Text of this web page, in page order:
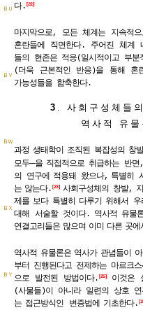
ＢＵ
ＢＶ
ＢＷ
ＢＸ
ＢＹ
다. 22
마지막으로, 모든 체계는 지속적
혼란들에 직면한다. 주어진 체계
들의 현존은 적응(일시적이고 부
(더욱 근본적인 반응)을 통해 혼
가능성들을 함축한다.
3
사회구성체들
역사적 유물
과정 생태학이 조직된 복잡성의 창발
모두─을 직접적으로 취급하는 반
의 연구에
적용돼 왔으나, 특별히
는 않는다. 23 사회구성체의 창발,
제를 보다 특별히 다루기 위해서 우
대해 서술할 것이다. 역사적 유물
연결고리들은 많으며 이미 다른 곳에
역사적 유물론은 역사가 관념들이
부터 진행된다고 전제하는 마르크스
으로 발전된 방법이다. 25 이것은
(사물들)이 아니라 일련의 상호 연
는 접근방식인 변증법에 기초한다.